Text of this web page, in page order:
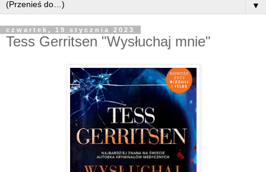
▼
czwartek, 19 stycznia 2023
Tess Gerritsen "Wysłuchaj mnie"